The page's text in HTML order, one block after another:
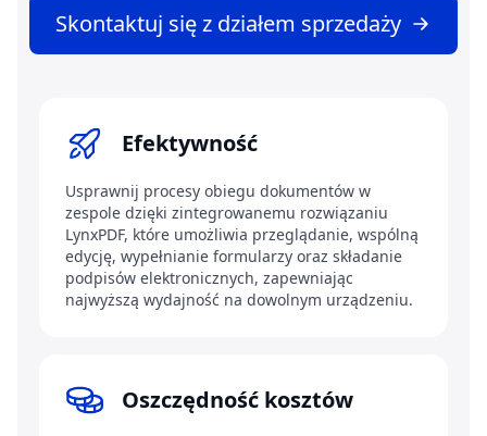
Skontaktuj się z działem sprzedaży
Efektywność
Usprawnij procesy obiegu dokumentów w
zespole dzięki zintegrowanemu rozwiązaniu
LynxPDF, które umożliwia przeglądanie, wspólną
edycję, wypełnianie formularzy oraz składanie
podpisów elektronicznych, zapewniając
najwyższą wydajność na dowolnym urządzeniu.
Oszczędność kosztów